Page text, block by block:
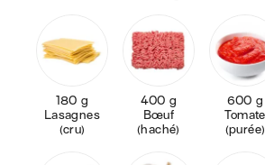
180 g
Lasagnes
(cru)
400 g
Bœuf
(haché)
600 g
Tomate
(purée)